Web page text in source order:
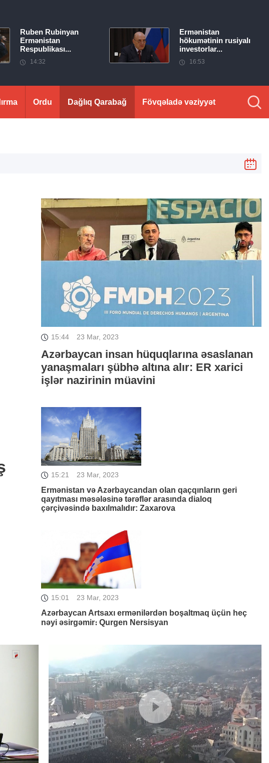
Ruben Rubinyan
Ermənistan
Respublikası...
14:32
Ermənistan
hökumətinin rusiyalı
investorlar...
16:53
Ordu Dağlıq Qarabağ Fövqəladə vəziyyət
15:44 23 Mar, 2023
Azərbaycan insan hüquqlarına əsaslanan
yanaşmaları şübhə altına alır: ER xarici
işlər nazirinin müavini
15:21 23 Mar, 2023
Ermənistan və Azərbaycandan olan qaçqınların geri
qayıtması məsələsinə tərəflər arasında dialoq
çərçivəsində baxılmalıdır: Zaxarova
15:01 23 Mar, 2023
Azərbaycan Artsaxı ermənilərdən boşaltmaq üçün heç
nəyi əsirgəmir։ Qurgen Nersisyan